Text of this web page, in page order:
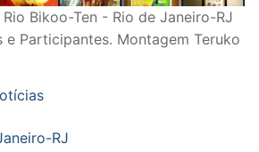
Bikoo-Ten - Rio de Janeiro-RJ
e Participantes. Montagem Teruko
RJ